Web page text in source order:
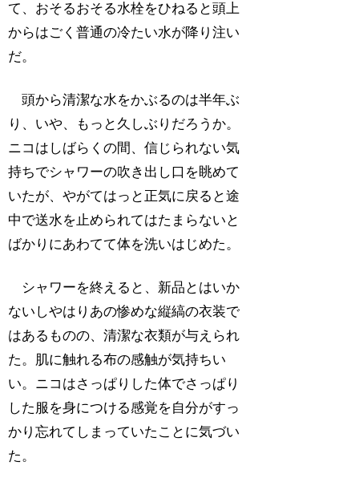
て、おそるおそる水栓をひねると頭上
からはごく普通の冷たい水が降り注い
だ。
頭から清潔な水をかぶるのは半年ぶ
り、いや、もっと久しぶりだろうか。
ニコはしばらくの間、信じられない気
持ちでシャワーの吹き出し口を眺めて
いたが、やがてはっと正気に戻ると途
中で送水を止められてはたまらないと
ばかりにあわてて体を洗いはじめた。
シャワーを終えると、新品とはいか
ないしやはりあの惨めな縦縞の衣装で
はあるものの、清潔な衣類が与えられ
た。肌に触れる布の感触が気持ちい
い。ニコはさっぱりした体でさっぱり
した服を身につける感覚を自分がすっ
かり忘れてしまっていたことに気づい
た。